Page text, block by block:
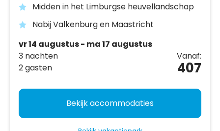
Midden in het Limburgse heuvellandschap
Nabij Valkenburg en Maastricht
vr 14 augustus - ma 17 augustus
3 nachten
2 gasten
Vanaf:
407
Bekijk accommodaties